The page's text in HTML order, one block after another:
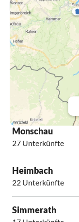
Monschau
27 Unterkünfte
Heimbach
22 Unterkünfte
Simmerath